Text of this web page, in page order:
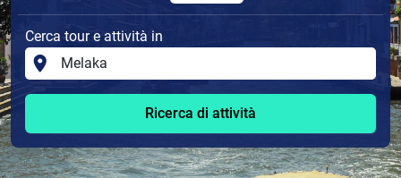
Cerca tour e attività in
Ricerca di attività